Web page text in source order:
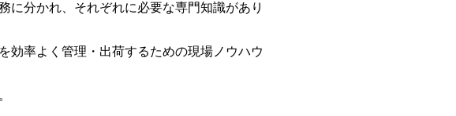
に分かれ、それぞれに必要な専門知識があり
効率よく管理・出荷するための現場ノウハウ